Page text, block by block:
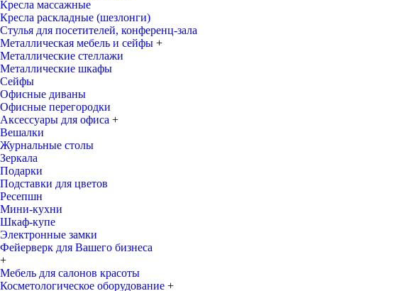
Кресла массажные
Кресла раскладные (шезлонги)
Стулья для посетителей, конференц-зала
Металлическая мебель и сейфы +
Металлические стеллажи
Металлические шкафы
Сейфы
Офисные диваны
Офисные перегородки
Аксессуары для офиса +
Вешалки
Журнальные столы
Зеркала
Подарки
Подставки для цветов
Ресепшн
Мини-кухни
Шкаф-купе
Электронные замки
Фейерверк для Вашего бизнеса
+
Мебель для салонов красоты
Косметологическое оборудование +